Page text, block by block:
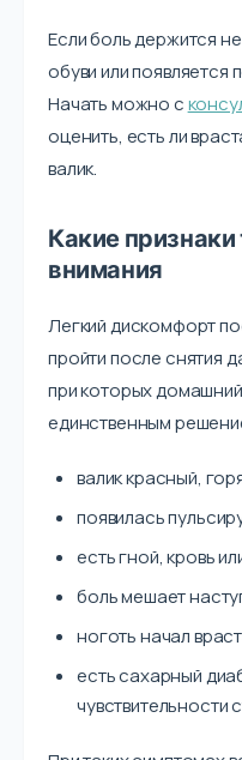
Если боль держится
обуви или появляется
Начать можно с
оценить, есть ли
валик.
Какие
внимания
Легкий дискомфорт
пройти после снятия
при которых
единственным
валик красный,
появилась
есть гной, кровь
боль мешает
ноготь начал
есть сахарный
чувствительности